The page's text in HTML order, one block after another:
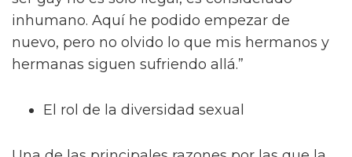
quienes alzan la voz para transformarla.
La voz de la libertad de expresión
“No basta con cambiar las leyes si no
Márquez, activista trans chilena y